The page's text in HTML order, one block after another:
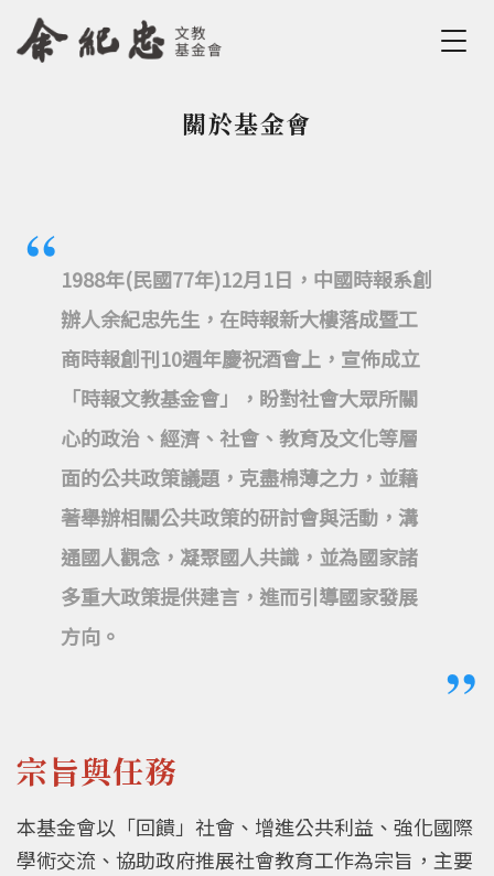
Jump to Navigation
Jump to Main content
關於基金會
1988年(民國77年)12月1日，中國時報系創
辦人余紀忠先生，在時報新大樓落成暨工
商時報創刊10週年慶祝酒會上，宣佈成立
「時報文教基金會」，盼對社會大眾所關
心的政治、經濟、社會、教育及文化等層
面的公共政策議題，克盡棉薄之力，並藉
著舉辦相關公共政策的研討會與活動，溝
通國人觀念，凝聚國人共識，並為國家諸
多重大政策提供建言，進而引導國家發展
方向。
宗旨與任務
本基金會以「回饋」社會、增進公共利益、強化國際
學術交流、協助政府推展社會教育工作為宗旨，主要